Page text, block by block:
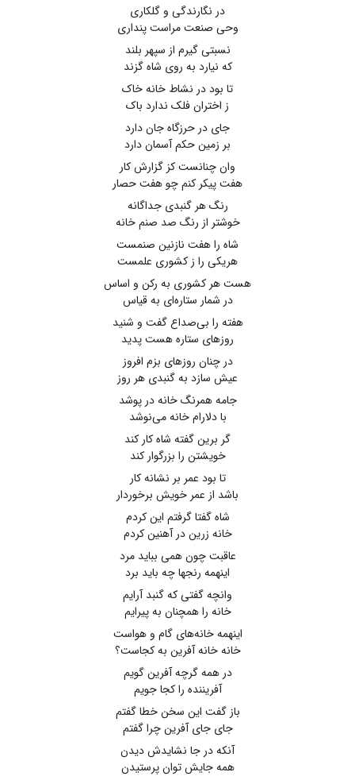
در نگارندگی و گلکاری
وحی صنعت مراست پنداری
نسبتی گیرم از سپهر بلند
که نیارد به روی شاه گزند
تا بود در نشاط خانه خاک
ز اختران فلک ندارد باک
جای در حرزگاه جان دارد
بر زمین حکم آسمان دارد
وان چنانست کز گزارش کار
هفت پیکر کنم چو هفت حصار
رنگ هر گنبدی جداگانه
خوشتر از رنگ صد صنم خانه
شاه را هفت نازنین صنمست
هریکی را ز کشوری علمست
هست هر کشوری به رکن و اساس
در شمار ستاره‌ای به قیاس
هفته را بی‌صداع گفت و شنید
روزهای ستاره هست پدید
در چنان روزهای بزم افروز
عیش سازد به گنبدی هر روز
جامه همرنگ خانه در پوشد
با دلارام خانه می‌نوشد
گر برین گفته شاه کار کند
خویشتن را بزرگوار کند
تا بود عمر بر نشانه کار
باشد از عمر خویش برخوردار
شاه گفتا گرفتم این کردم
خانه زرین در آهنین کردم
عاقبت چون همی بباید مرد
اینهمه رنجها چه باید برد
وانچه گفتی که گنبد آرایم
خانه را همچنان به پیرایم
اینهمه خانه‌های گام و هواست
خانه خانه آفرین به کجاست؟
در همه گرچه آفرین گویم
آفریننده را کجا جویم
باز گفت این سخن خطا گفتم
جای جای آفرین چرا گفتم
آنکه در جا نشایدش دیدن
همه جایش توان پرستیدن